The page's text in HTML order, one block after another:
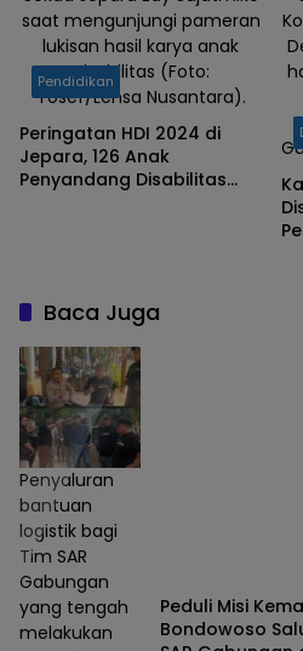
saat mengunjungi pameran
lukisan hasil karya anak
Disabilitas (Foto:
Yosef/Lensa Nusantara).
Pendidikan
Peringatan HDI 2024 di
Jepara, 126 Anak
Penyandang Disabilitas
Baca Juga
Penyaluran
bantuan
logistik bagi
Tim SAR
Gabungan
yang tengah
melakukan
Peduli Misi
Bondowoso